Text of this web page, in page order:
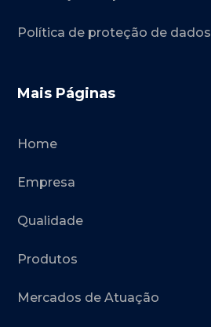
Política de proteção de dados
Mais Páginas
Home
Empresa
Qualidade
Produtos
Mercados de Atuação